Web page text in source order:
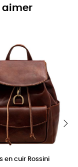
aimer
en cuir Rossini